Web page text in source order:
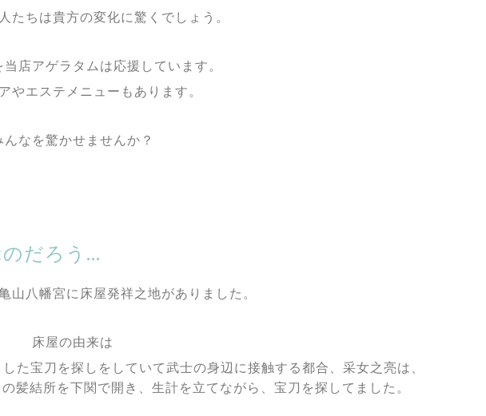
たちは貴方の変化に驚くでしょう。
店アゲラタムは応援しています。
やエステメニューもあります。
んなを驚かせませんか？
だろう…
山八幡宮に床屋発祥之地がありました。
床屋の由来は
た宝刀を探しをしていて武士の身辺に接触する都合、 采女之亮は、
髪結所を下関で開き、生計を立てながら、宝刀を探してました。